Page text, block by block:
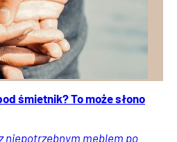
śmietnik? To może słono
niepotrzebnym meblem po